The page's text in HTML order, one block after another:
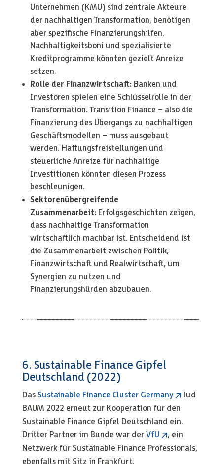
Unternehmen (KMU) sind zentrale Akteure
der nachhaltigen Transformation, benötigen
aber spezifische Finanzierungshilfen.
Nachhaltigkeitsboni und spezialisierte
Kreditprogramme könnten gezielt Anreize
setzen.
Rolle der Finanzwirtschaft: Banken und
Investoren spielen eine Schlüsselrolle in der
Transformation. Transition Finance – also die
Finanzierung des Übergangs zu nachhaltigen
Geschäftsmodellen – muss ausgebaut
werden. Haftungsfreistellungen und
steuerliche Anreize für nachhaltige
Investitionen könnten diesen Prozess
beschleunigen.
Sektorenübergreifende
Zusammenarbeit: Erfolgsgeschichten zeigen,
dass nachhaltige Transformation
wirtschaftlich machbar ist. Entscheidend ist
die Zusammenarbeit zwischen Politik,
Finanzwirtschaft und Realwirtschaft, um
Synergien zu nutzen und
Finanzierungshürden abzubauen.
6. Sustainable Finance Gipfel
Deutschland (2022)
Das Sustainable Finance Cluster Germany
lud
BAUM 2022 erneut zur Kooperation für den
Sustainable Finance Gipfel Deutschland ein.
Dritter Partner im Bunde war der VfU
, ein
Netzwerk für Sustainable Finance Professionals,
ebenfalls mit Sitz in Frankfurt.